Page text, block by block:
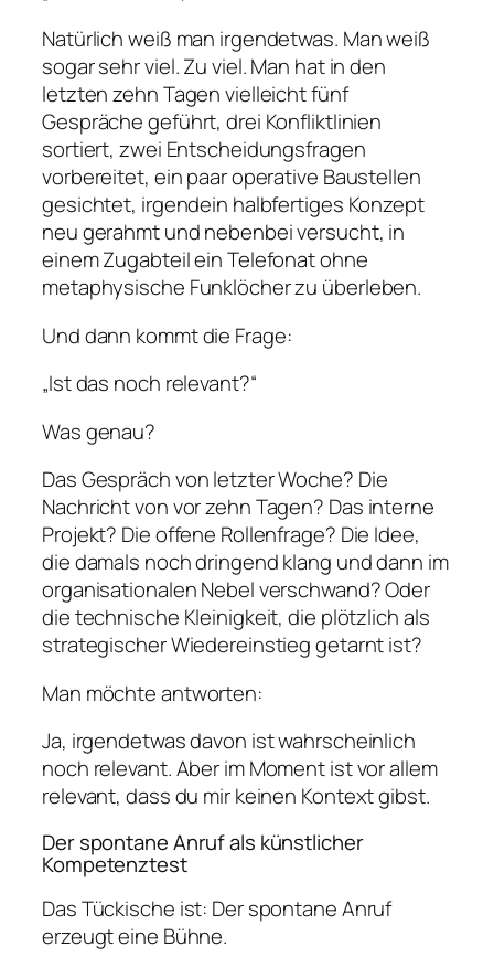
Natürlich weiß man irgendetwas. Man weiß
sogar sehr viel. Zu viel. Man hat in den
letzten zehn Tagen vielleicht fünf
Gespräche geführt, drei Konfliktlinien
sortiert, zwei Entscheidungsfragen
vorbereitet, ein paar operative Baustellen
gesichtet, irgendein halbfertiges Konzept
neu gerahmt und nebenbei versucht, in
einem Zugabteil ein Telefonat ohne
metaphysische Funklöcher zu überleben.
Und dann kommt die Frage:
„Ist das noch relevant?“
Was genau?
Das Gespräch von letzter Woche? Die
Nachricht von vor zehn Tagen? Das interne
Projekt? Die offene Rollenfrage? Die Idee,
die damals noch dringend klang und dann im
organisationalen Nebel verschwand? Oder
die technische Kleinigkeit, die plötzlich als
strategischer Wiedereinstieg getarnt ist?
Man möchte antworten:
Ja, irgendetwas davon ist wahrscheinlich
noch relevant. Aber im Moment ist vor allem
relevant, dass du mir keinen Kontext gibst.
Der spontane Anruf als künstlicher
Kompetenztest
Das Tückische ist: Der spontane Anruf
erzeugt eine Bühne.